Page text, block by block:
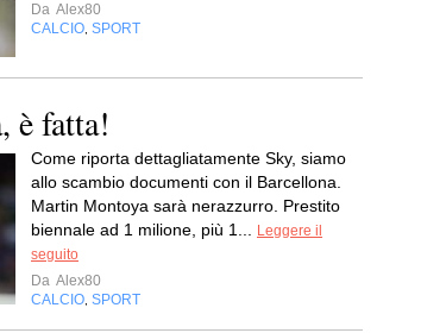
Da Alex80
CALCIO SPORT
è fatta!
Come riporta dettagliatamente Sky, siamo
allo scambio documenti con il Barcellona.
Martin Montoya sarà nerazzurro. Prestito
biennale ad 1 milione, più 1...
Leggere il
seguito
Da Alex80
CALCIO SPORT